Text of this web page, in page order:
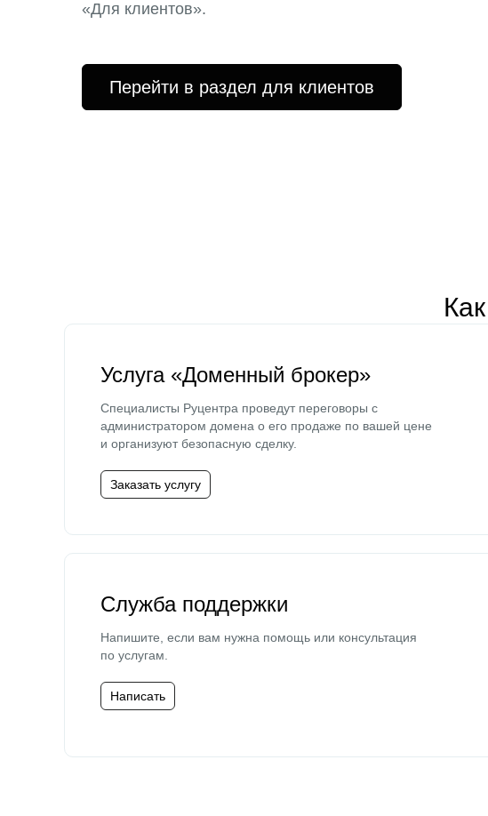
«Для клиентов».
Перейти в раздел для клиентов
Услуга «Доменный брокер»
Специалисты Руцентра проведут переговоры с
администратором домена о его продаже по вашей цене
и организуют безопасную сделку.
Заказать услугу
Служба поддержки
Напишите, если вам нужна помощь или консультация
по услугам.
Написать